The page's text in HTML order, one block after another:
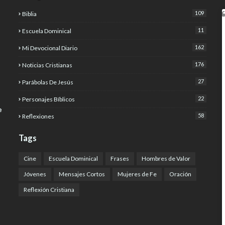
Biblia 109
Escuela Dominical 11
Mi Devocional Diario 162
Noticias Cristianas 176
Parábolas De Jesús 27
Personajes Bíblicos 22
Reflexiones 58
Tags
Cine Escuela Dominical Frases Hombres de Valor
Jóvenes Mensajes Cortos Mujeres de Fe Oración
Reflexión Cristiana